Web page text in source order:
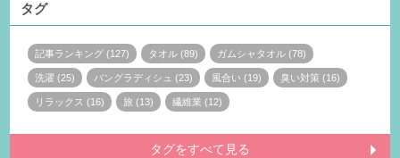
タグ
記事ランキング (127) タオル (89) ガムシャタオル (78)
洗濯 (25) バングラディシュ (23) 風合い (19) 臭い対策 (16)
リラックス (16) 旅 (13) 繊維業 (12)
タグをすべて見る